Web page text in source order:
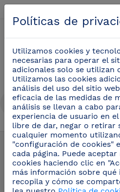
Recambios y accesorios
Políticas de
Utilizamos cookies y
necesarias para operar el
adicionales solo se utilizan
Utilizamos las cookies
análisis del uso del sitio
eficacia de las medidas de
análisis se llevan a cabo
experiencia de usuario en
libre de dar, negar o retirar
cualquier momento
"configuración de cookies"
cada página. Puede
cookies haciendo clic en
más información sobre qué
recopila y cómo se